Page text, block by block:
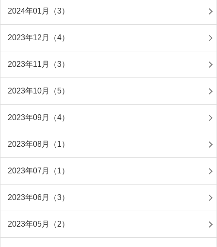
2024年01月（3）
2023年12月（4）
2023年11月（3）
2023年10月（5）
2023年09月（4）
2023年08月（1）
2023年07月（1）
2023年06月（3）
2023年05月（2）